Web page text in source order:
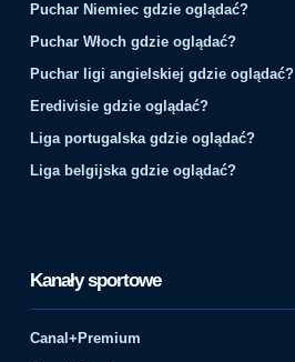
Puchar Niemiec gdzie oglądać?
Puchar Włoch gdzie oglądać?
Puchar ligi angielskiej gdzie oglądać?
Eredivisie gdzie oglądać?
Liga portugalska gdzie oglądać?
Liga belgijska gdzie oglądać?
Kanały sportowe
Canal+Premium